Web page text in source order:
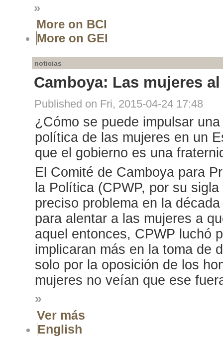
»
More on BCI
More on GEI
noticias
Camboya: Las mujeres
Published on Fri, 2015-04-24 17:48
¿Cómo se puede impulsar
política de las mujeres en un
que el gobierno es una
El Comité de Camboya para
la Política (CPWP, por su
preciso problema en la
para alentar a las mujeres a
aquel entonces, CPWP luchó
implicaran más en la toma de
solo por la oposición de los
mujeres no veían que ese
»
Ver más
English